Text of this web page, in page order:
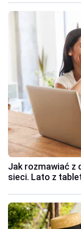
Jak rozmawiać z
sieci. Lato z